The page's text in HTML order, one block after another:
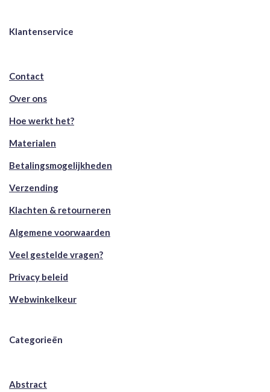
Klantenservice
Contact
Over ons
Hoe werkt het?
Materialen
Betalingsmogelijkheden
Verzending
Klachten & retourneren
Algemene voorwaarden
Veel gestelde vragen?
Privacy beleid
Webwinkelkeur
Categorieën
Abstract